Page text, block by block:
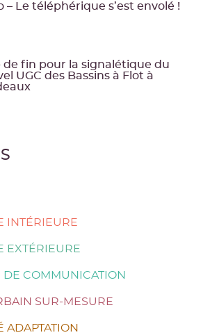
– Le téléphérique s’est envolé !
de fin pour la signalétique du
UGC des Bassins à Flot à
ADAPTATION
SUR-MESURE
DE COMMUNICATION
EXTÉRIEURE
INTÉRIEURE